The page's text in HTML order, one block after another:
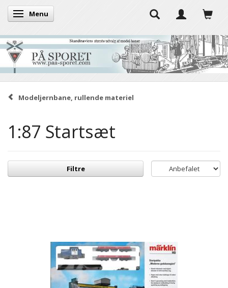
Skifte navigation
Menu
Modeljernbane, rullende materiel
1:87 Startsæt
Filtre